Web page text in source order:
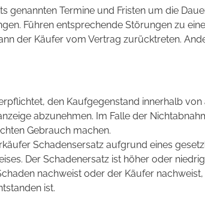
genannten Termine und Fristen um die
Führen entsprechende Störungen zu
der Käufer vom Vertrag zurücktreten.
den Kaufgegenstand innerhalb
abzunehmen. Im Falle der
Gebrauch machen.
Schadensersatz aufgrund eines
Der Schadenersatz ist höher oder
nachweist oder der Käufer
ist.